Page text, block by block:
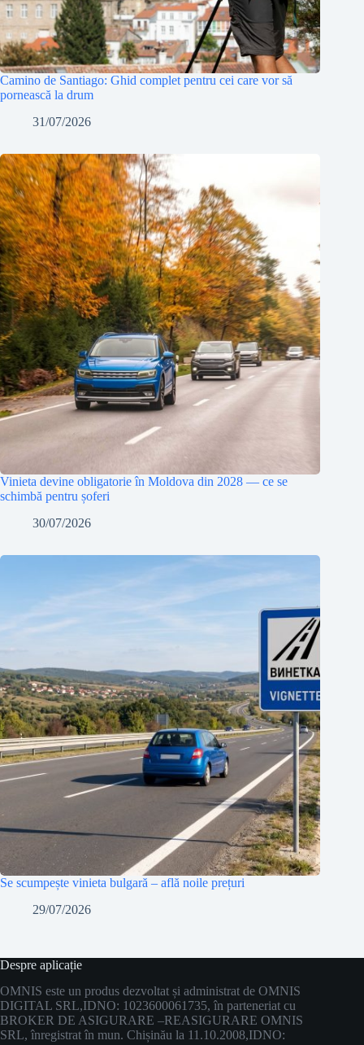
Camino de Santiago: Ghid complet pentru cei care vor să
pornească la drum
31/07/2026
Vinieta devine obligatorie în Moldova din 2028 — ce se
schimbă pentru șoferi
30/07/2026
Se scumpește vinieta bulgară – află noile prețuri
29/07/2026
Despre aplicație
OMNIS este un produs dezvoltat și administrat de OMNIS
DIGITAL SRL,IDNO: 1023600061735, în parteneriat cu
BROKER DE ASIGURARE –REASIGURARE OMNIS
SRL, înregistrat în mun. Chișinău la 11.10.2008,IDNO: